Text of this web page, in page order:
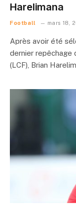
Harelimana
Football mars 18,
Après avoir été
dernier repêchage
(LCF), Brian